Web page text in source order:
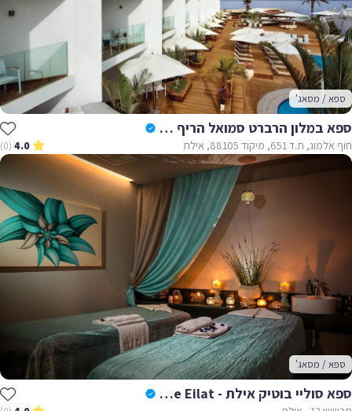
ספא / מסאג'
ספא במלון הרברט סמואל הריף אילת - Spa The Reef Eilat
חוף אלמוג, ת.ד 651, מיקוד 88105, אילת 4.0
(0)
ספא / מסאג'
ספא סוליי בוטיק אילת - Soleil Spa Boutique Eilat